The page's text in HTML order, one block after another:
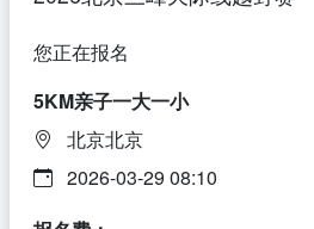
您正在报名
5KM亲子一大一小
北京北京
2026-03-29 08:10